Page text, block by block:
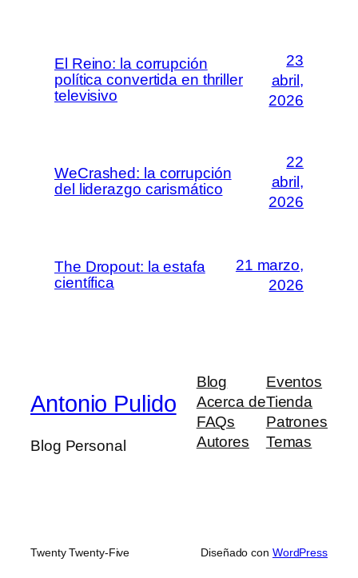
El Reino: la corrupción
política convertida en thriller
televisivo
23
abril,
2026
WeCrashed: la corrupción
del liderazgo carismático
22
abril,
2026
The Dropout: la estafa
científica
21 marzo,
2026
Antonio Pulido
Blog Personal
Blog
Acerca de
FAQs
Autores
Eventos
Tienda
Patrones
Temas
Twenty Twenty-Five Diseñado con WordPress